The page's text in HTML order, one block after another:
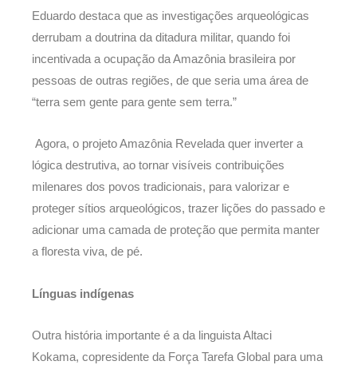
Eduardo destaca que as investigações arqueológicas
derrubam a doutrina da ditadura militar, quando foi
incentivada a ocupação da Amazônia brasileira por
pessoas de outras regiões, de que seria uma área de
“terra sem gente para gente sem terra.”
Agora, o projeto Amazônia Revelada quer inverter a
lógica destrutiva, ao tornar visíveis contribuições
milenares dos povos tradicionais, para valorizar e
proteger sítios arqueológicos, trazer lições do passado e
adicionar uma camada de proteção que permita manter
a floresta viva, de pé.
Línguas indígenas
Outra história importante é a da linguista Altaci
Kokama, copresidente da Força Tarefa Global para uma